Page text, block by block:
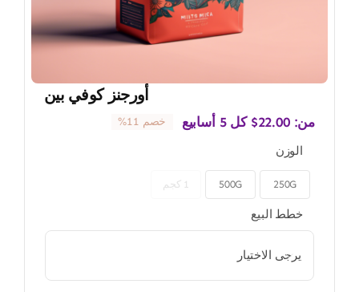
أورجنز كوفي بين
من: $22.00 كل 5 أسابيع خصم 11%
الوزن
250G
500G 1 كجم
خطط البيع
